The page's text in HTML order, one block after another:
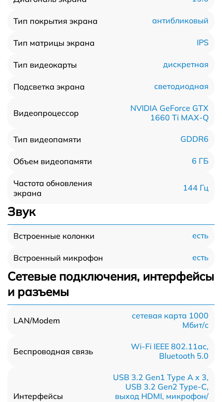
Тип покрытия экрана антибликовый
Тип матрицы экрана IPS
Тип видеокарты дискретная
Подсветка экрана светодиодная
Видеопроцессор
NVIDIA GeForce GTX
1660 Ti MAX-Q
Тип видеопамяти GDDR6
Объем видеопамяти 6 ГБ
Частота обновления
экрана
144 Гц
Звук
Встроенные колонки есть
Встроенный микрофон есть
Сетевые подключения, интерфейсы
и разъемы
LAN/Modem
сетевая карта 1000
Мбит/c
Беспроводная связь
Wi-Fi IEEE 802.11ac,
Bluetooth 5.0
Интерфейсы
USB 3.2 Gen1 Type A x 3,
USB 3.2 Gen2 Type-С,
выход HDMI, микрофон/